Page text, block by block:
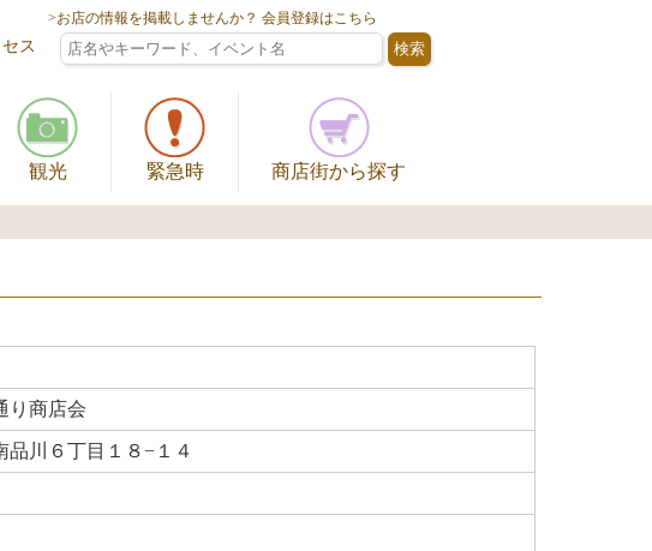
>お店の情報を掲載しませんか？ 会員登録はこちら
ス
観光 緊急時 商店街から探す
り商店会
品川６丁目１８−１４